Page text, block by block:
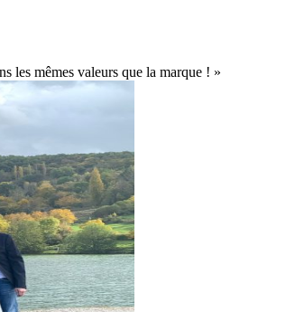
les mêmes valeurs que la marque ! »